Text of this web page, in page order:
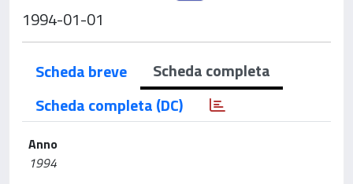
1994-01-01
Scheda breve
Scheda completa
Scheda completa (DC)
Anno
1994